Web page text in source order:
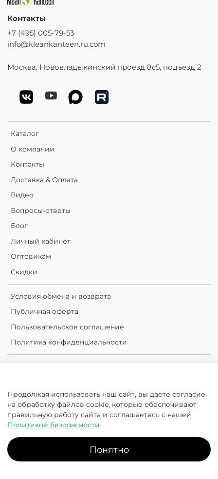
Каталог
О компании
Контакты
Доставка & Оплата
Видео
Вопросы-ответы
Блог
Личный кабинет
Оптовикам
Скидки
Условия обмена и возврата
Публичная оферта
Пользовательское соглашение
Политика конфиденциальности
Сравнение
Избранное
Контакты
+7 (495) 005-79-53
info@kleankanteen.ru.com
Москва, Нововладыкинский проезд 8с5, подъезд 2
2016-2026 © KleanKanteen.ru.com
Klean Kanteen | Россия - официальный дистрибьютор
Продолжая использовать наш сайт, вы даете согласие
на обработку файлов cookie, которые обеспечивают
правильную работу сайта и соглашаетесь с нашей
Политикой безопасности
Понятно